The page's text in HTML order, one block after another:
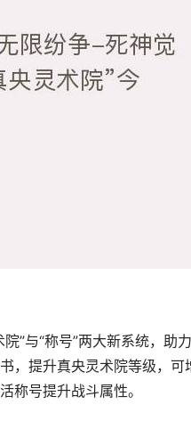
”与“称号”两大新系统，助
，提升真央灵术院等级，
称号提升战斗属性。